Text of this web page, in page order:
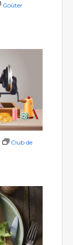
Goûter
Club de